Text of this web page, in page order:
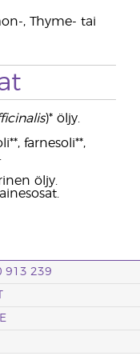
, Thyme- tai
)* öljy.
farnesoli**,
öljy.
913 239